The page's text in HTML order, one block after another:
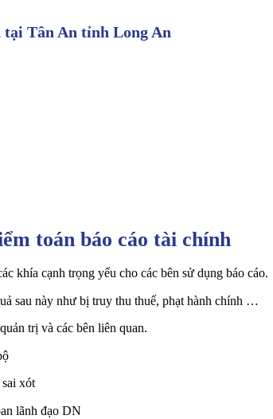
Tân An tỉnh Long An
toán báo cáo tài chính
khía cạnh trọng yếu cho các bên sử dụng báo cáo.
sau này như bị truy thu thuế, phạt hành chính …
trị và các bên liên quan.
xót
lãnh đạo DN